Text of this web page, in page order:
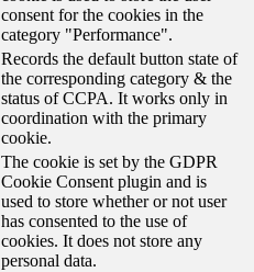
consent for the cookies in the
category "Performance".
Records the default button state of
the corresponding category & the
status of CCPA. It works only in
coordination with the primary
cookie.
The cookie is set by the GDPR
Cookie Consent plugin and is
used to store whether or not user
has consented to the use of
cookies. It does not store any
personal data.